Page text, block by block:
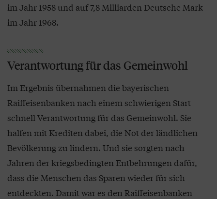
im Jahr 1958 und auf 7,8 Milliarden Deutsche Mark
im Jahr 1968.
Verantwortung für das Gemeinwohl
Im Ergebnis übernahmen die bayerischen
Raiffeisenbanken nach einem schwierigen Start
schnell Verantwortung für das Gemeinwohl. Sie
halfen mit Krediten dabei, die Not der ländlichen
Bevölkerung zu lindern. Und sie sorgten nach
Jahren der kriegsbedingten Entbehrungen dafür,
dass die Menschen das Sparen wieder für sich
entdeckten. Damit war es den Raiffeisenbanken